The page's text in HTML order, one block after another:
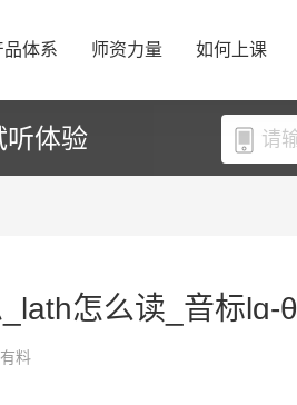
品体系 师资力量 如何上课
听体验
怎么读_音标lɑ-θ
料